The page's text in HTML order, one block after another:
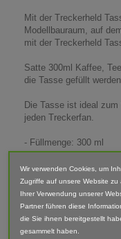
Mit der Treckerheld
Modellbauraum, auf
mit der Treckerheld
Satte 300ml Kaffee,
die Tasse gefüllt
Die Tasse ist ideal
jeden Treckerfan.
- Füllmenge: 300 ml
- Durchmesser: 82
- Material: Keramik
- Spülmaschinen
Lieferumfang: Tasse
Wir verwenden Cookies, um
Zugriffe auf unsere Website
Ihrer Verwendung unserer
Partner führen diese
die Sie ihnen bereitgestellt
gesammelt haben.